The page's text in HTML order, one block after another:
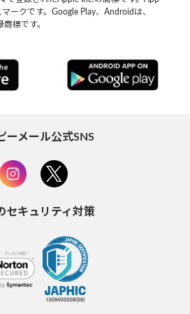
ークです。Google Play、Androidは、
標です。
ーメール公式SNS
セキュリティ対策